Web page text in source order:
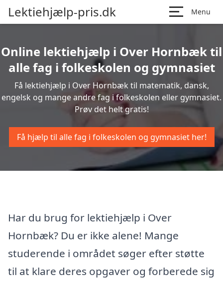
Lektiehjælp-pris.dk Menu
Online lektiehjælp i Over Hornbæk til
alle fag i folkeskolen og gymnasiet
Få lektiehjælp i Over Hornbæk til matematik, dansk,
engelsk og mange andre fag i folkeskolen eller gymnasiet.
Prøv det helt gratis!
Få hjælp til alle fag i folkeskolen og gymnasiet her!
Har du brug for lektiehjælp i Over
Hornbæk? Du er ikke alene! Mange
studerende i området søger efter støtte
til at klare deres opgaver og forberede sig